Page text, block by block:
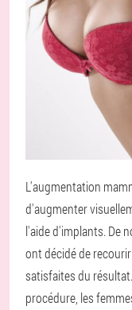
L'augmentation
d'augmenter
l'aide d'implants. De
ont décidé de
satisfaites du
procédure, les